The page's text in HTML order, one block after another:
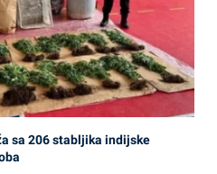
sa 206 stabljika indijske